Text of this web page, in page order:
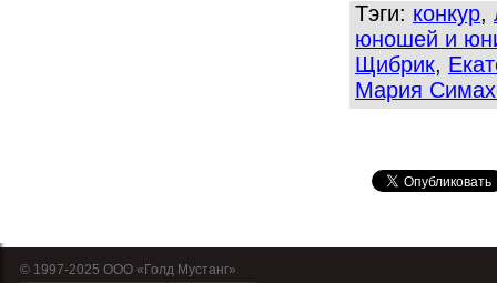
Тэги: конкур,
юношей и
Щибрик,
Мария
© 1997-2025 OOO «Голд Мустанг»